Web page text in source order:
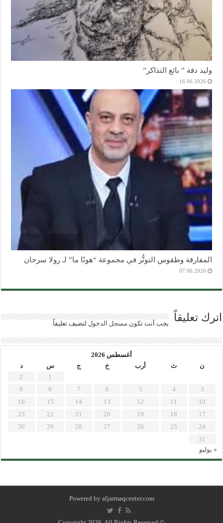
وليد دقة ” بائع التذاكر”
16.06.2026
المفارقة وطقوس التوتُّر في مجموعة “هونًا ما” لـ رولا سرحان
07.06.2026
اترك تعليقاً يجب أنت تكون مسجل الدخول لتضيف تعليقاً.
أغسطس 2026
ن
ث أرب خ ج س
د
1
2
3
4
5
6
7
8
9
10
11
12
13
14
15
16
17
18
19
20
21
22
23
24
25
26
27
28
29
30
31
« يوليو
Powered by aljarmaqcenter.com